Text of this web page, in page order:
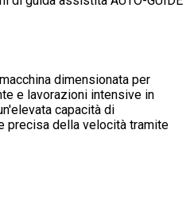
dimensionata per
e lavorazioni intensive in
capacità di
precisa della velocità tramite